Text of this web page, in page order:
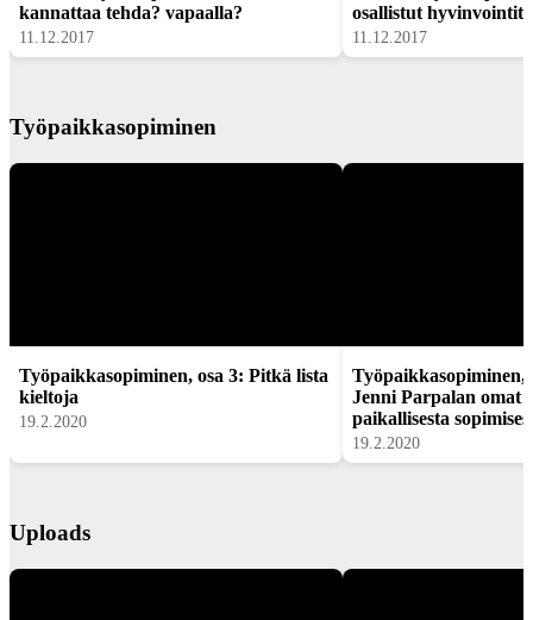
kannattaa tehda? vapaalla?
11.12.2017
osallistut
11.12.2017
Työpaikkasopiminen
Työpaikkasopiminen, osa 3: Pitkä lista
kieltoja
19.2.2020
Työpaikkasopiminen,
Jenni Parpalan omat
paikallisesta
19.2.2020
Uploads